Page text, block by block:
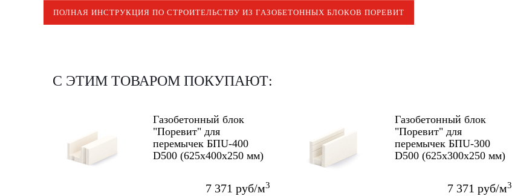
ПОЛНАЯ ИНСТРУКЦИЯ ПО СТРОИТЕЛЬСТВУ ИЗ ГАЗОБЕТОННЫХ БЛОКОВ ПОРЕВИТ
С ЭТИМ ТОВАРОМ ПОКУПАЮТ:
Газобетонный блок
"Поревит" для
перемычек БПU-400
D500 (625х400х250 мм)
7 371 руб/м3
Газобетонный блок
"Поревит" для
перемычек БПU-300
D500 (625х300х250 мм)
7 371 руб/м3